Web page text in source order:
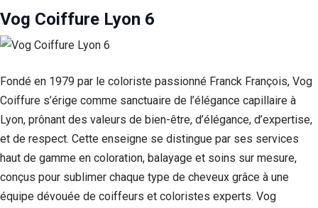
Vog Coiffure Lyon 6
Fondé en 1979 par le coloriste passionné Franck François, Vog
Coiffure s’érige comme sanctuaire de l’élégance capillaire à
Lyon, prônant des valeurs de bien-être, d’élégance, d’expertise,
et de respect. Cette enseigne se distingue par ses services
haut de gamme en coloration, balayage et soins sur mesure,
conçus pour sublimer chaque type de cheveux grâce à une
équipe dévouée de coiffeurs et coloristes experts. Vog